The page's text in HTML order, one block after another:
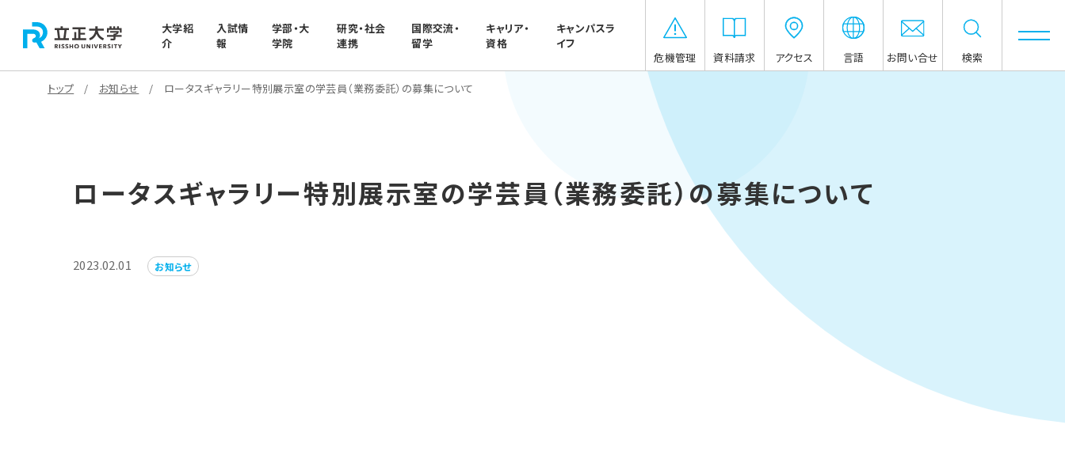
大学紹
介
入試情
報
学部・大
学院
研究・社会
連携
国際交流・
留学
キャリア・
資格
キャンパスラ
イフ
危機管理
資料請求 アクセス 言語 お問い合せ 検索
トップ お知らせ ロータスギャラリー特別展示室の学芸員（業務委託）の募集について
ロータスギャラリー特別展示室の学芸員（業務委託）の募集について
2023.02.01 お知らせ